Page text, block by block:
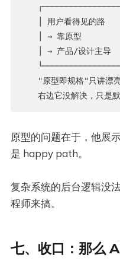
│ 用户看得见的路
│ → 靠原型
│ → 产品/设计主导
"原型即规格"只讲漂
原型的问题在于，他展
是 happy path。
复杂系统的后台逻辑没
程师来搞。
七、收口：那么